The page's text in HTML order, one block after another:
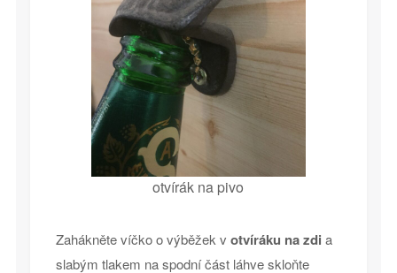
otvírák na pivo
Zahákněte víčko o výběžek v otvíráku na zdi a
slabým tlakem na spodní část láhve skloňte